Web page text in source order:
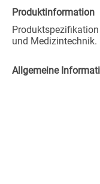
Produktinformation
und Medizintechnik.
Allgemeine